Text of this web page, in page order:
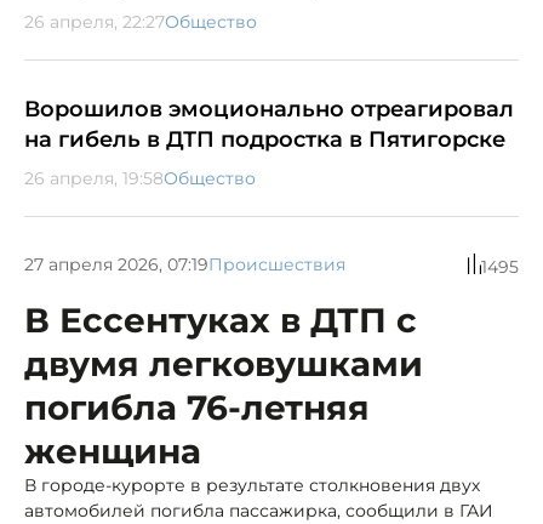
26 апреля, 22:27Общество
Ворошилов эмоционально отреагировал
на гибель в ДТП подростка в Пятигорске
26 апреля, 19:58Общество
27 апреля 2026, 07:19Происшествия 1495
В Ессентуках в ДТП с
двумя легковушками
погибла 76-летняя
женщина
В городе-курорте в результате столкновения двух
автомобилей погибла пассажирка, сообщили в ГАИ